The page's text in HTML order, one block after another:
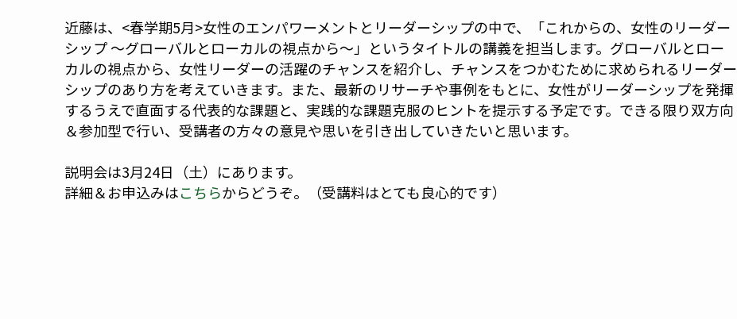
近藤は、<春学期5月>女性のエンパワーメントとリーダーシップの中で、「これからの、女性のリーダー
シップ ～グローバルとローカルの視点から～」というタイトルの講義を担当します。グローバルとロー
カルの視点から、女性リーダーの活躍のチャンスを紹介し、チャンスをつかむために求められるリーダー
シップのあり方を考えていきます。また、最新のリサーチや事例をもとに、女性がリーダーシップを発揮
するうえで直面する代表的な課題と、実践的な課題克服のヒントを提示する予定です。できる限り双方向
＆参加型で行い、受講者の方々の意見や思いを引き出していきたいと思います。
説明会は3月24日（土）にあります。
詳細＆お申込みはこちらからどうぞ。（受講料はとても良心的です）